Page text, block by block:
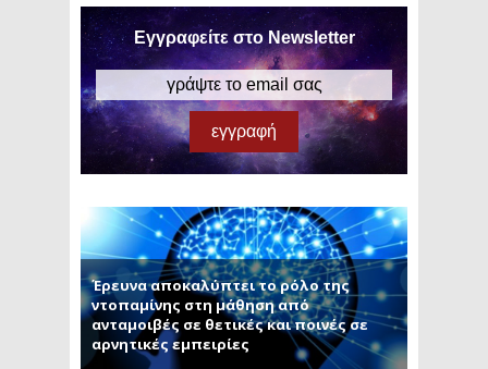
Εγγραφείτε στο Newsletter
Έρευνα αποκαλύπτει το ρόλο της
ντοπαμίνης στη μάθηση από
ανταμοιβές σε θετικές και ποινές σε
αρνητικές εμπειρίες